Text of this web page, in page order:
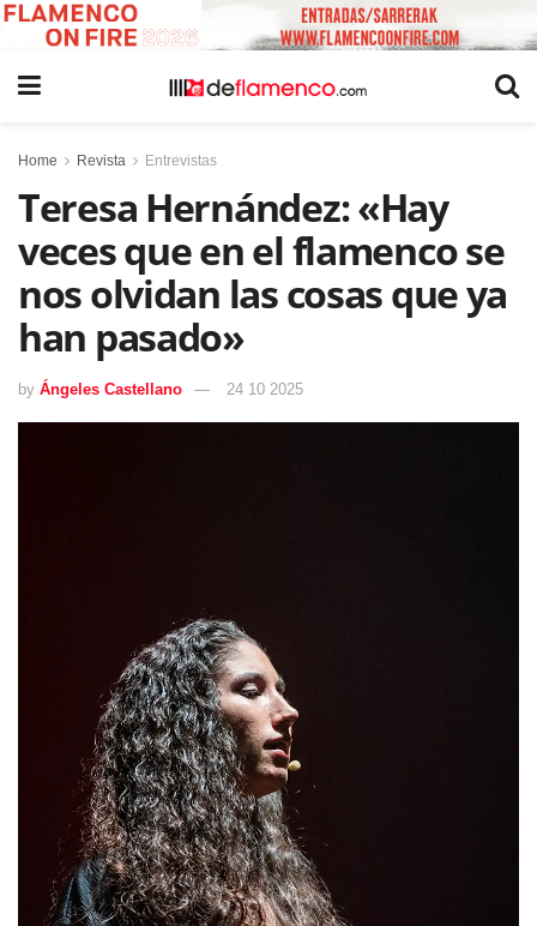
Home Revista Entrevistas
Teresa Hernández: «Hay
veces que en el flamenco se
nos olvidan las cosas que ya
han pasado»
by Ángeles Castellano 24 10 2025